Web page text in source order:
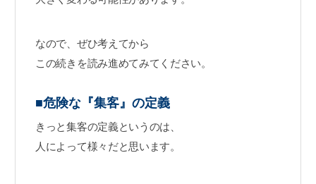
なので、ぜひ考えてから
この続きを読み進めてみてください。
■危険な『集客』の定義
きっと集客の定義というのは、
人によって様々だと思います。